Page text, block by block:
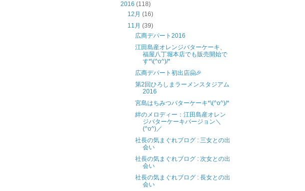
2016 (118)
12月 (16)
11月 (39)
広商デパート2016
江田島産オレンジバターケーキ、
福屋八丁堀本店でも販売開始で
す*\(^o^)/*
広商デパート初出店🤗🎉
第2回ひろしまラーメンスタジアム
2016
宮島はちみつバターケーキ*\(^o^)/*
絆のメロディー：江田島産オレン
ジバターケーキバージョン＼
(^o^)／
社長の気まぐれブログ : 三女との出
会い
社長の気まぐれブログ : 次女との出
会い
社長の気まぐれブログ : 長女との出
会い